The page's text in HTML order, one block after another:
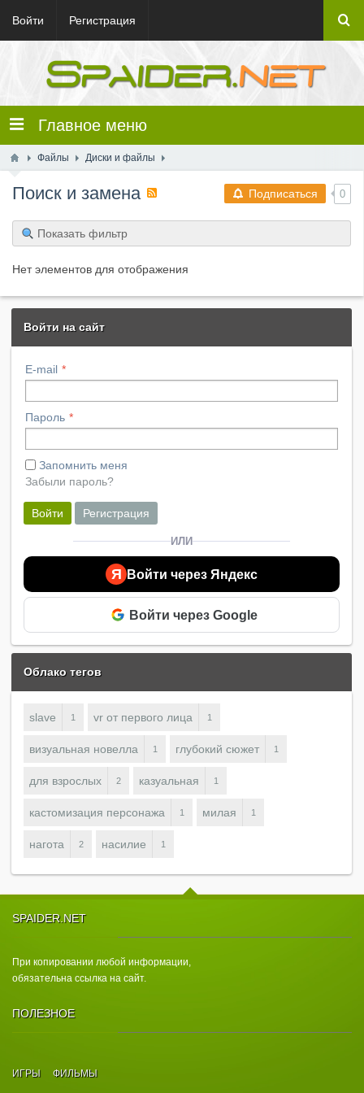
Войти Регистрация
Главное меню
Файлы Диски и файлы
Подписаться 0
Поиск и замена
Показать фильтр
Нет элементов для отображения
Войти на сайт
E-mail
Пароль
Запомнить меня
Забыли пароль?
Войти Регистрация
ИЛИ
Я Войти через Яндекс
Войти через Google
Облако тегов
slave 1 vr от первого лица 1
визуальная новелла 1 глубокий сюжет 1
для взрослых 2 казуальная 1
кастомизация персонажа 1 милая 1
нагота 2 насилие 1
SPAIDER.NET
При копировании любой информации,
обязательна ссылка на сайт.
ПОЛЕЗНОЕ
ИГРЫ ФИЛЬМЫ